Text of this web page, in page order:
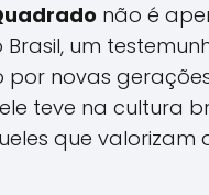
não é
um
por novas
teve na cultura
que valorizam